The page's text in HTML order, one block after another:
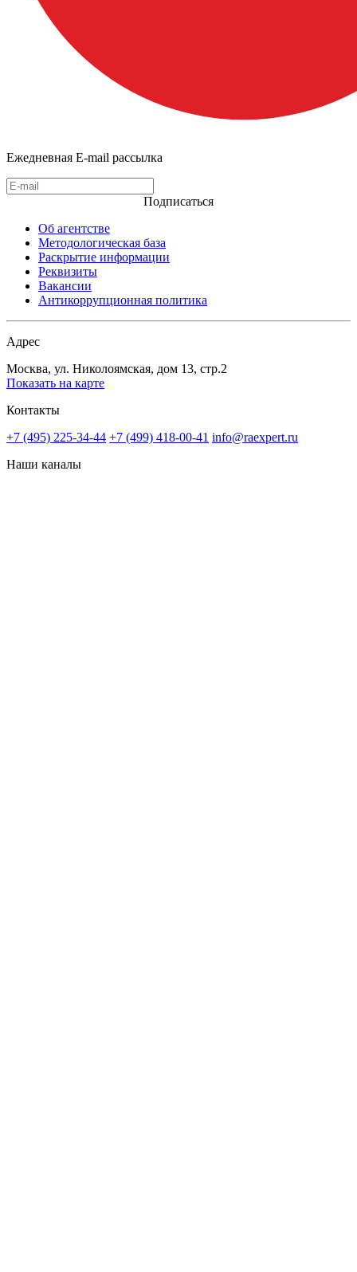
Ежедневная E-mail рассылка
Подписаться
Об агентстве
Методологическая база
Раскрытие информации
Реквизиты
Вакансии
Антикоррупционная политика
Адрес
Москва, ул. Николоямская, дом 13, стр.2
Показать на карте
Контакты
+7 (495) 225-34-44 +7 (499) 418-00-41 info@raexpert.ru
Наши каналы